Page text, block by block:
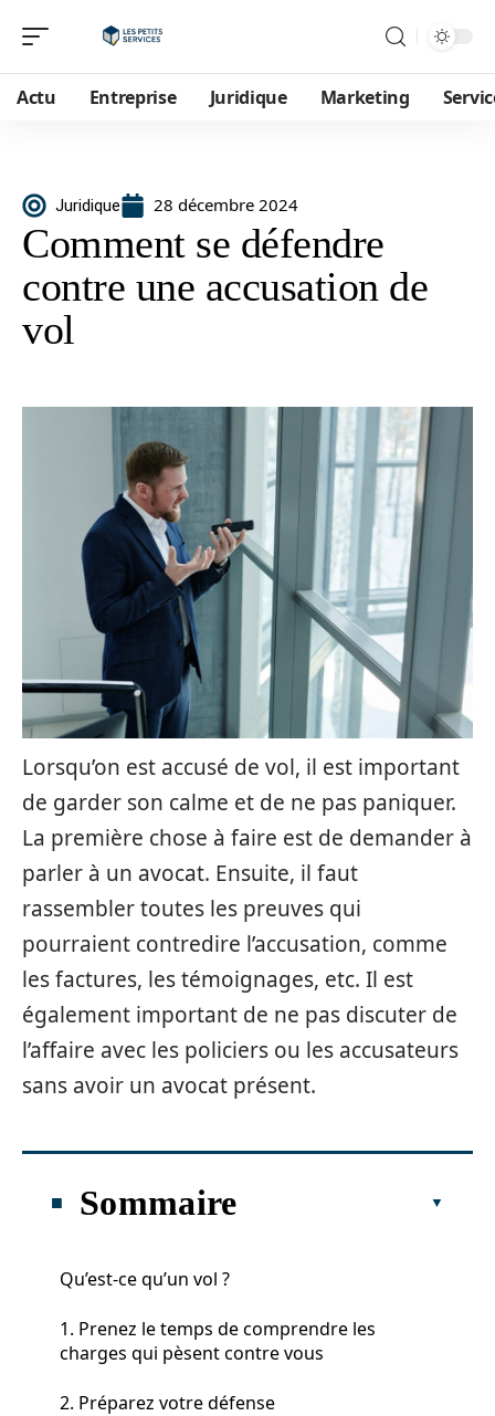
Actu Entreprise Juridique Marketing
Juridique 28 décembre 2024
Comment se défendre
contre une accusation de
vol
Lorsqu’on est accusé de vol, il est important
de garder son calme et de ne pas paniquer.
La première chose à faire est de demander à
parler à un avocat. Ensuite, il faut
rassembler toutes les preuves qui
pourraient contredire l’accusation, comme
les factures, les témoignages, etc. Il est
également important de ne pas discuter de
l’affaire avec les policiers ou les accusateurs
sans avoir un avocat présent.
Sommaire
Qu’est-ce qu’un vol ?
1. Prenez le temps de comprendre les
charges qui pèsent contre vous
2. Préparez votre défense